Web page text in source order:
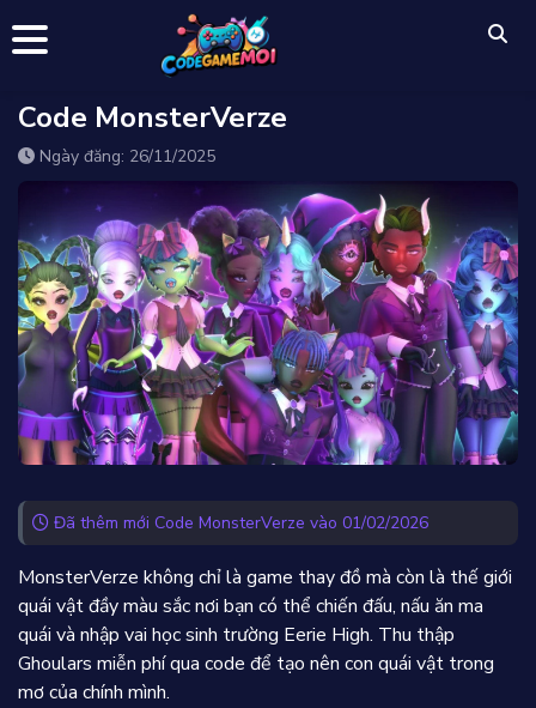
Code MonsterVerze
Ngày đăng: 26/11/2025
Đã thêm mới Code MonsterVerze vào 01/02/2026
MonsterVerze không chỉ là game thay đồ mà còn là thế giới
quái vật đầy màu sắc nơi bạn có thể chiến đấu, nấu ăn ma
quái và nhập vai học sinh trường Eerie High. Thu thập
Ghoulars miễn phí qua code để tạo nên con quái vật trong
mơ của chính mình.